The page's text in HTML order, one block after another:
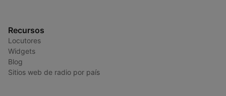
Recursos
Locutores
Widgets
Blog
Sitios web de radio por país